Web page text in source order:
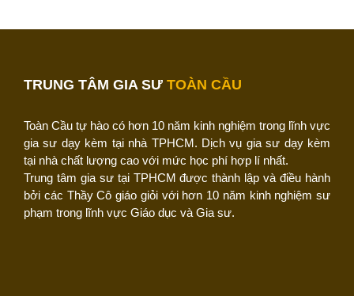
TRUNG TÂM GIA SƯ TOÀN CẦU
Toàn Cầu tự hào có hơn 10 năm kinh nghiệm trong lĩnh vực
gia sư dạy kèm tại nhà TPHCM. Dịch vụ gia sư dạy kèm
tại nhà chất lượng cao với mức học phí hợp lí nhất.
Trung tâm gia sư tại TPHCM được thành lập và điều hành
bởi các Thầy Cô giáo giỏi với hơn 10 năm kinh nghiệm sư
phạm trong lĩnh vực Giáo dục và Gia sư.